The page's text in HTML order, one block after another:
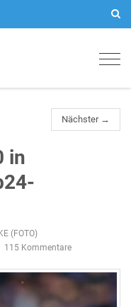
Nächster →
in
(FOTO)
115 Kommentare